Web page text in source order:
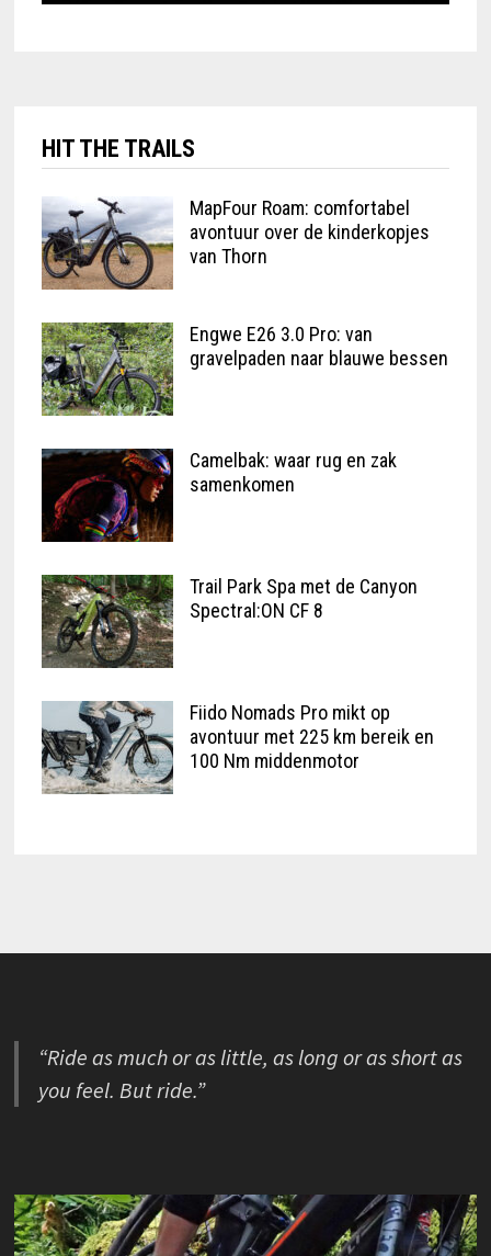
HIT THE TRAILS
MapFour Roam: comfortabel
avontuur over de kinderkopjes
van Thorn
Engwe E26 3.0 Pro: van
gravelpaden naar blauwe bessen
Camelbak: waar rug en zak
samenkomen
Trail Park Spa met de Canyon
Spectral:ON CF 8
Fiido Nomads Pro mikt op
avontuur met 225 km bereik en
100 Nm middenmotor
“Ride as much or as little, as long or as short as
you feel. But ride.”